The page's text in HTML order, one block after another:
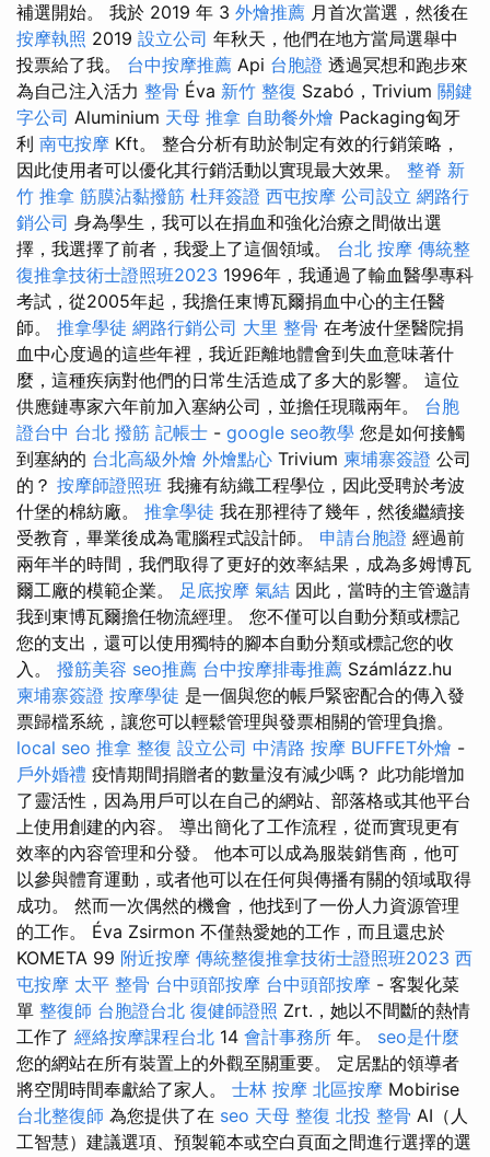
補選開始。 我於 2019 年 3 外燴推薦 月首次當選，然後在
按摩執照 2019 設立公司 年秋天，他們在地方當局選舉中
投票給了我。 台中按摩推薦 Api 台胞證 透過冥想和跑步來
為自己注入活力 整骨 Éva 新竹 整復 Szabó，Trivium 關鍵
字公司 Aluminium 天母 推拿 自助餐外燴 Packaging匈牙
利 南屯按摩 Kft。 整合分析有助於制定有效的行銷策略，
因此使用者可以優化其行銷活動以實現最大效果。 整脊 新
竹 推拿 筋膜沾黏撥筋 杜拜簽證 西屯按摩 公司設立 網路行
銷公司 身為學生，我可以在捐血和強化治療之間做出選
擇，我選擇了前者，我愛上了這個領域。 台北 按摩 傳統整
復推拿技術士證照班2023 1996年，我通過了輸血醫學專科
考試，從2005年起，我擔任東博瓦爾捐血中心的主任醫
師。 推拿學徒 網路行銷公司 大里 整骨 在考波什堡醫院捐
血中心度過的這些年裡，我近距離地體會到失血意味著什
麼，這種疾病對他們的日常生活造成了多大的影響。 這位
供應鏈專家六年前加入塞納公司，並擔任現職兩年。 台胞
證台中 台北 撥筋 記帳士 - google seo教學 您是如何接觸
到塞納的 台北高級外燴 外燴點心 Trivium 柬埔寨簽證 公司
的？ 按摩師證照班 我擁有紡織工程學位，因此受聘於考波
什堡的棉紡廠。 推拿學徒 我在那裡待了幾年，然後繼續接
受教育，畢業後成為電腦程式設計師。 申請台胞證 經過前
兩年半的時間，我們取得了更好的效率結果，成為多姆博瓦
爾工廠的模範企業。 足底按摩 氣結 因此，當時的主管邀請
我到東博瓦爾擔任物流經理。 您不僅可以自動分類或標記
您的支出，還可以使用獨特的腳本自動分類或標記您的收
入。 撥筋美容 seo推薦 台中按摩排毒推薦 Számlázz.hu
柬埔寨簽證 按摩學徒 是一個與您的帳戶緊密配合的傳入發
票歸檔系統，讓您可以輕鬆管理與發票相關的管理負擔。
local seo 推拿 整復 設立公司 中清路 按摩 BUFFET外燴 -
戶外婚禮 疫情期間捐贈者的數量沒有減少嗎？ 此功能增加
了靈活性，因為用戶可以在自己的網站、部落格或其他平台
上使用創建的內容。 導出簡化了工作流程，從而實現更有
效率的內容管理和分發。 他本可以成為服裝銷售商，他可
以參與體育運動，或者他可以在任何與傳播有關的領域取得
成功。 然而一次偶然的機會，他找到了一份人力資源管理
的工作。 Éva Zsirmon 不僅熱愛她的工作，而且還忠於
KOMETA 99 附近按摩 傳統整復推拿技術士證照班2023 西
屯按摩 太平 整骨 台中頭部按摩 台中頭部按摩 - 客製化菜
單 整復師 台胞證台北 復健師證照 Zrt.，她以不間斷的熱情
工作了 經絡按摩課程台北 14 會計事務所 年。 seo是什麼
您的網站在所有裝置上的外觀至關重要。 定居點的領導者
將空閒時間奉獻給了家人。 士林 按摩 北區按摩 Mobirise
台北整復師 為您提供了在 seo 天母 整復 北投 整骨 AI（人
工智慧）建議選項、預製範本或空白頁面之間進行選擇的選